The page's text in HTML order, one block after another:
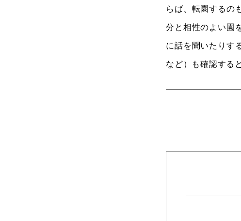
らば、転園するの
分と相性のよい園
に話を聞いたりす
など）も確認する